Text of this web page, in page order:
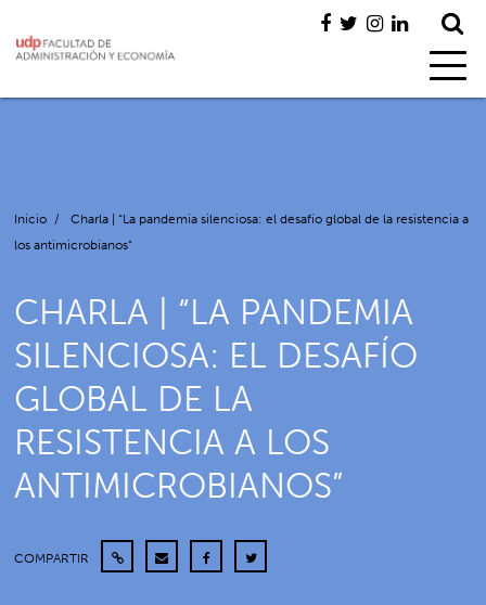
Inicio /
Charla | “La pandemia silenciosa: el desafío global de la resistencia a
los antimicrobianos”
CHARLA | “LA PANDEMIA
SILENCIOSA: EL DESAFÍO
GLOBAL DE LA
RESISTENCIA A LOS
ANTIMICROBIANOS”
COMPARTIR